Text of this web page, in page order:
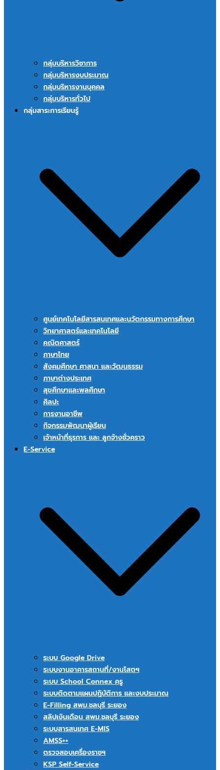
กลุ่มบริหารวิชาการ
กลุ่มบริหารงบประมาณ
กลุ่มบริหารงานบุคคล
กลุ่มบริหารทั่วไป
กลุ่มสาระการเรียนรู้
ศูนย์เทคโนโลยีสารสนเทศและนวัตกรรมทางการศึกษา
วิทยาศาสตร์และเทคโนโลยี
คณิตศาสตร์
ภาษาไทย
สังคมศึกษา ศาสนา และวัฒนธรรม
ภาษาต่างประเทศ
สุขศึกษาและพลศึกษา
ศิลปะ
การงานอาชีพ
กิจกรรมพัฒนาผู้เรียน
เจ้าหน้าที่ธุรการ และ ลูกจ้างชั่วคราว
E-Service
ระบบ Google Drive
ระบบงานอาคารสถานที่/งานโสตฯ
ระบบ School Connex ครู
ระบบติดตามแผนปฏิบัติการ และงบประมาณ
E-Filling สพม.ชลบุรี ระยอง
สลิปเงินเดือน สพม.ชลบุรี ระยอง
ระบบสารสนเทศ E-MIS
AMSS++
ตรวจสอบเครื่องราชฯ
KSP Self-Service